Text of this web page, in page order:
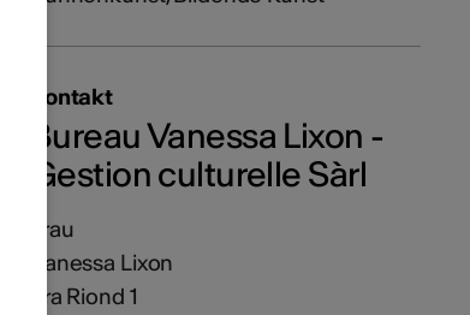
Kontakt
Bureau Vanessa Lixon -
Gestion culturelle Sàrl
Frau
Vanessa Lixon
Pra Riond 1